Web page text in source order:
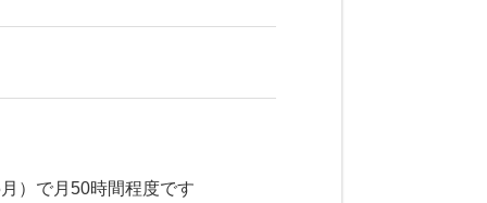
）で月50時間程度です